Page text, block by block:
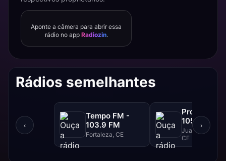
Aponte a câmera para abrir essa
rádio no app Radiozin.
Rádios semelhantes
‹
Tempo FM -
103.9 FM
Fortaleza, CE
Progresso
105.1 FM
Juazeiro Do
CE
›